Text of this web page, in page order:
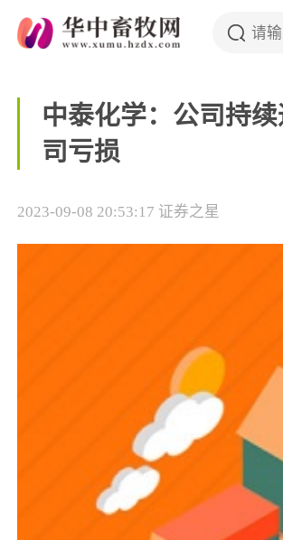
中泰化学：公司持
司亏损
2023-09-08 20:53:17 证券之星